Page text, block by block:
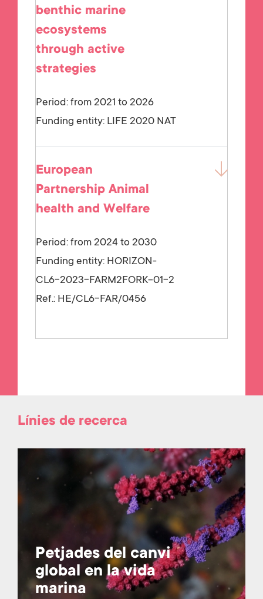
benthic marine
ecosystems
through active
strategies
Period: from 2021 to 2026
Funding entity: LIFE 2020 NAT
European
Partnership Animal
health and Welfare
Period: from 2024 to 2030
Funding entity: HORIZON-
CL6-2023-FARM2FORK-01-2
Ref.: HE/CL6-FAR/0456
Línies de recerca
Petjades del canvi
global en la vida
marina